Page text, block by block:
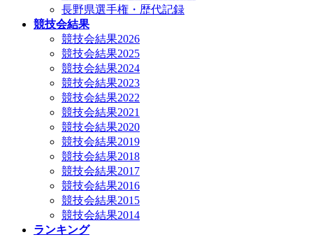
長野県選手権・歴代記録
競技会結果
競技会結果2026
競技会結果2025
競技会結果2024
競技会結果2023
競技会結果2022
競技会結果2021
競技会結果2020
競技会結果2019
競技会結果2018
競技会結果2017
競技会結果2016
競技会結果2015
競技会結果2014
ランキング